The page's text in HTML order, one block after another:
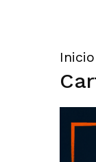
Inicio